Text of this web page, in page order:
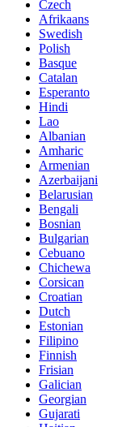
Czech
Afrikaans
Swedish
Polish
Basque
Catalan
Esperanto
Hindi
Lao
Albanian
Amharic
Armenian
Azerbaijani
Belarusian
Bengali
Bosnian
Bulgarian
Cebuano
Chichewa
Corsican
Croatian
Dutch
Estonian
Filipino
Finnish
Frisian
Galician
Georgian
Gujarati